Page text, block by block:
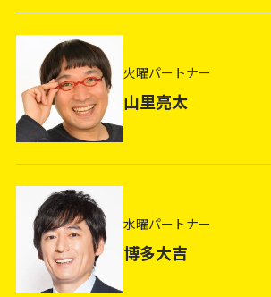
火曜パートナー
山里亮太
水曜パートナー
博多大吉